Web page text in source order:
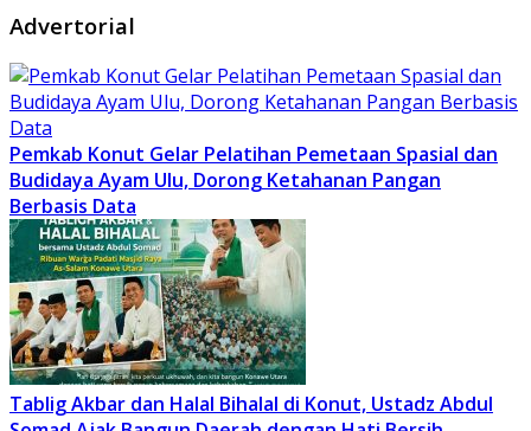
Advertorial
Pemkab Konut Gelar Pelatihan Pemetaan Spasial dan
Budidaya Ayam Ulu, Dorong Ketahanan Pangan
Berbasis Data
Tablig Akbar dan Halal Bihalal di Konut, Ustadz Abdul